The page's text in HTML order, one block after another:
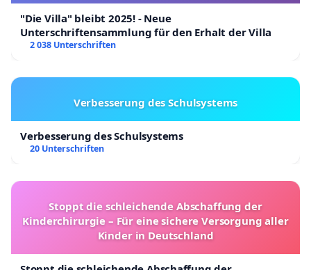
"Die Villa" bleibt 2025! - Neue
Unterschriftensammlung für den Erhalt der Villa
2 038 Unterschriften
Verbesserung des Schulsystems
Verbesserung des Schulsystems
20 Unterschriften
Stoppt die schleichende Abschaffung der
Kinderchirurgie – Für eine sichere Versorgung aller
Kinder in Deutschland